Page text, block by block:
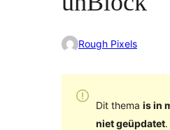
Rough Pixels
Dit thema is in
niet geüpdatet.